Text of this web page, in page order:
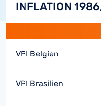
INFLATION
VPI Belgien
VPI Brasilien